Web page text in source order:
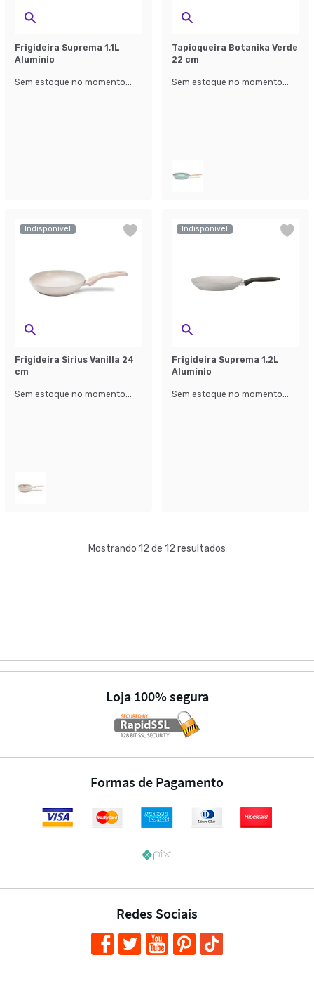
Frigideira Suprema 1,1L
Alumínio
Sem estoque no momento...
Tapioqueira Botanika Verde
22 cm
Sem estoque no momento...
Indisponível
Frigideira Sirius Vanilla 24
cm
Sem estoque no momento...
Indisponível
Frigideira Suprema 1,2L
Alumínio
Sem estoque no momento...
Mostrando 12 de 12 resultados